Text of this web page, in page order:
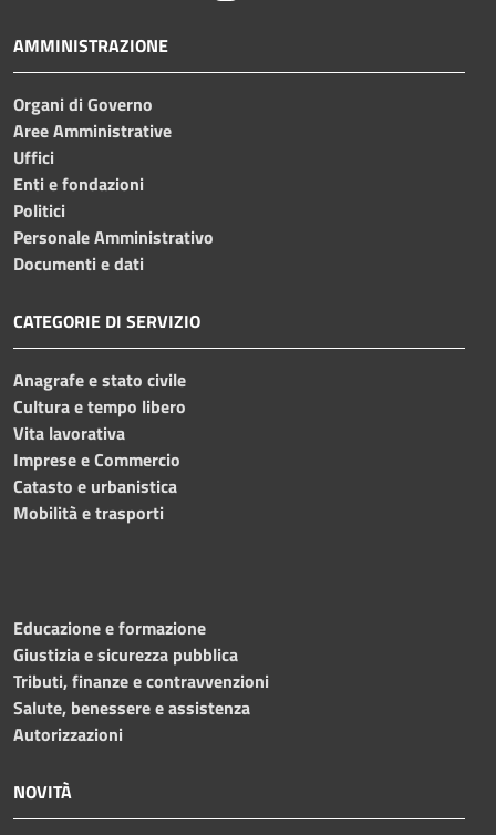
AMMINISTRAZIONE
Organi di Governo
Aree Amministrative
Uffici
Enti e fondazioni
Politici
Personale Amministrativo
Documenti e dati
CATEGORIE DI SERVIZIO
Anagrafe e stato civile
Cultura e tempo libero
Vita lavorativa
Imprese e Commercio
Catasto e urbanistica
Mobilità e trasporti
Educazione e formazione
Giustizia e sicurezza pubblica
Tributi, finanze e contravvenzioni
Salute, benessere e assistenza
Autorizzazioni
NOVITÀ